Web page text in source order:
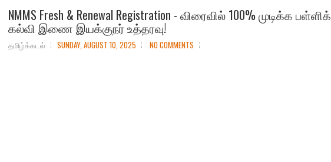
NMMS Fresh & Renewal Registration - விரைவில் 100% முடிக்க பள்ளிக்
கல்வி இணை இயக்குநர் உத்தரவு!
தமிழ்க்கடல் SUNDAY, AUGUST 10, 2025 NO COMMENTS